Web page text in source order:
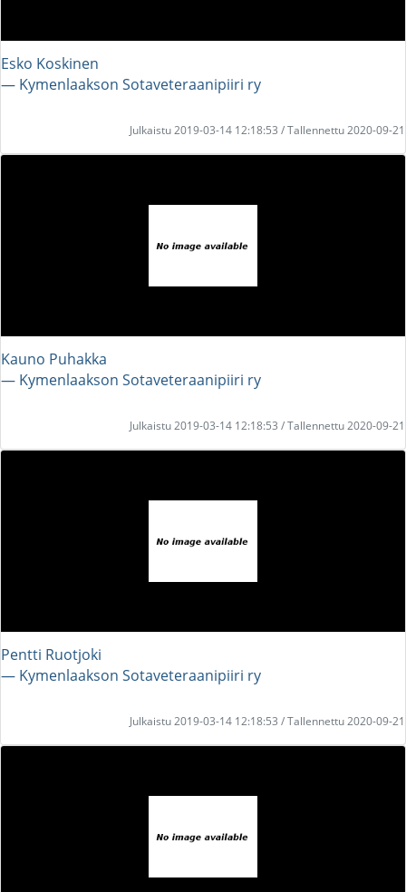
Esko Koskinen
― Kymenlaakson Sotaveteraanipiiri ry
Julkaistu 2019-03-14 12:18:53 / Tallennettu 2020-09-21
Kauno Puhakka
― Kymenlaakson Sotaveteraanipiiri ry
Julkaistu 2019-03-14 12:18:53 / Tallennettu 2020-09-21
Pentti Ruotjoki
― Kymenlaakson Sotaveteraanipiiri ry
Julkaistu 2019-03-14 12:18:53 / Tallennettu 2020-09-21